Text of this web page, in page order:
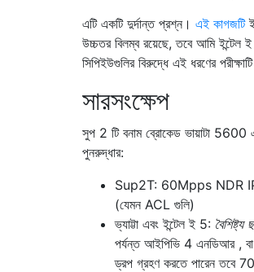
এটি একটি দুর্দান্ত প্রশ্ন। এই কাগজটি
উচ্চতর বিলম্ব রয়েছে, তবে আমি ইন্টেল
সিপিইউগুলির বিরুদ্ধে এই ধরণের
সারসংক্ষেপ
সুপ 2 টি বনাম ব্রোকেড ভায়াটা 5600
পুনরুদ্ধার:
Sup2T: 60Mpps NDR
(যেমন ACL গুলি)
ভ্যাট্টা এবং ইন্টেল ই 5: বৈশিষ্ট্য
পর্যন্ত আইপিভি 4 এনডিআর ,
ড্রপ গ্রহণ করতে পারেন তবে